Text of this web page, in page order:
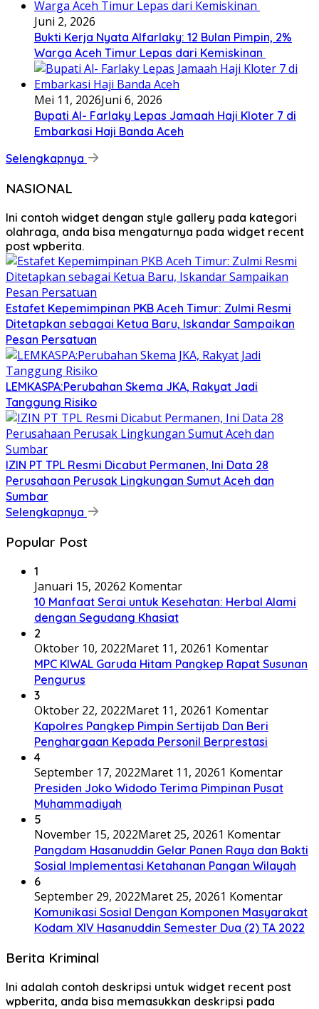
Juni 2, 2026
Bukti Kerja Nyata Alfarlaky: 12 Bulan Pimpin, 2%
Warga Aceh Timur Lepas dari Kemiskinan ‎
Mei 11, 2026Juni 6, 2026
Bupati Al- Farlaky Lepas Jamaah Haji Kloter 7 di
Embarkasi Haji Banda Aceh
Selengkapnya
NASIONAL
Ini contoh widget dengan style gallery pada kategori
olahraga, anda bisa mengaturnya pada widget recent
post wpberita.
Estafet Kepemimpinan PKB Aceh Timur: Zulmi Resmi
Ditetapkan sebagai Ketua Baru, Iskandar Sampaikan
Pesan Persatuan
LEMKASPA:Perubahan Skema JKA, Rakyat Jadi
Tanggung Risiko
IZIN PT TPL Resmi Dicabut Permanen, Ini Data 28
Perusahaan Perusak Lingkungan Sumut Aceh dan
Sumbar
Selengkapnya
Popular Post
1
Januari 15, 20262 Komentar
10 Manfaat Serai untuk Kesehatan: Herbal Alami
dengan Segudang Khasiat
2
Oktober 10, 2022Maret 11, 20261 Komentar
MPC KIWAL Garuda Hitam Pangkep Rapat Susunan
Pengurus
3
Oktober 22, 2022Maret 11, 20261 Komentar
Kapolres Pangkep Pimpin Sertijab Dan Beri
Penghargaan Kepada Personil Berprestasi
4
September 17, 2022Maret 11, 20261 Komentar
Presiden Joko Widodo Terima Pimpinan Pusat
Muhammadiyah
5
November 15, 2022Maret 25, 20261 Komentar
Pangdam Hasanuddin Gelar Panen Raya dan Bakti
Sosial Implementasi Ketahanan Pangan Wilayah
6
September 29, 2022Maret 25, 20261 Komentar
Komunikasi Sosial Dengan Komponen Masyarakat
Kodam XIV Hasanuddin Semester Dua (2) TA 2022
Berita Kriminal
Ini adalah contoh deskripsi untuk widget recent post
wpberita, anda bisa memasukkan deskripsi pada